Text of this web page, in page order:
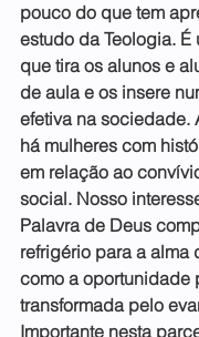
pouco do que tem
estudo da Teologia.
que tira os alunos e
de aula e os insere
efetiva na sociedade.
há mulheres com
em relação ao
social. Nosso
Palavra de Deus
refrigério para a alma
como a oportunidade
transformada pelo
Importante nesta